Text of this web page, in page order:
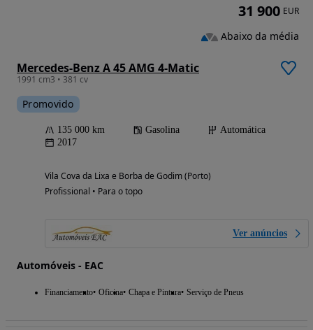
Mercedes-Benz A 45 AMG 4-Matic
1991 cm3 • 381 cv
Promovido
135 000 km Gasolina
Automática
2017
Vila Cova da Lixa e Borba de Godim (Porto)
Profissional • Para o topo
Ver anúncios
Automóveis - EAC
Financiamento Oficina Chapa e Pintura Serviço de Pneus
31 900 EUR
Abaixo da média